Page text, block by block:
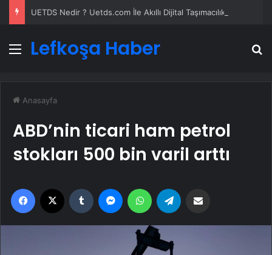
Menü
Lefkoşa Haber
Anasayfa
ABD’nin ticari ham petrol
stokları 500 bin varil arttı
Facebook Tumblr MessengerWhatsApp